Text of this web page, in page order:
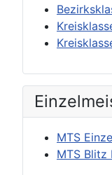
MTS
MTS Blitz